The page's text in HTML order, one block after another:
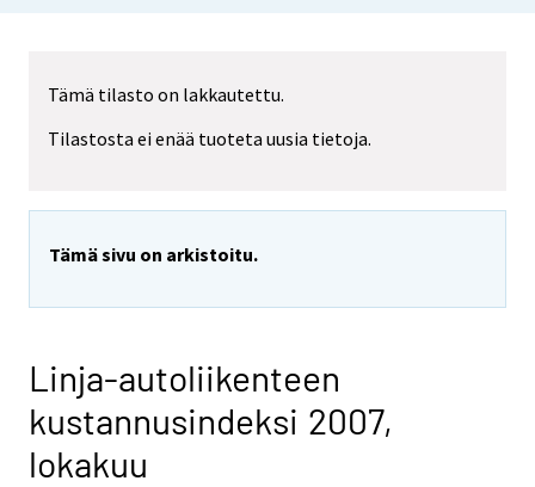
Tämä tilasto on lakkautettu.
Tilastosta ei enää tuoteta uusia tietoja.
Tämä sivu on arkistoitu.
Linja-autoliikenteen
kustannusindeksi 2007,
lokakuu